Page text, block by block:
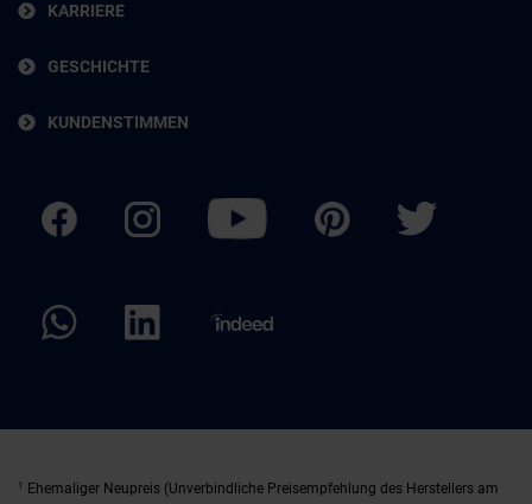
KARRIERE
GESCHICHTE
KUNDENSTIMMEN
1 Ehemaliger Neupreis (Unverbindliche Preisempfehlung des Herstellers am